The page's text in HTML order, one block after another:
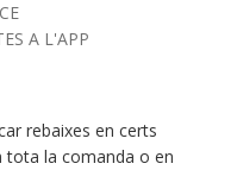
A L'APP
rebaixes en certs
tota la comanda o en